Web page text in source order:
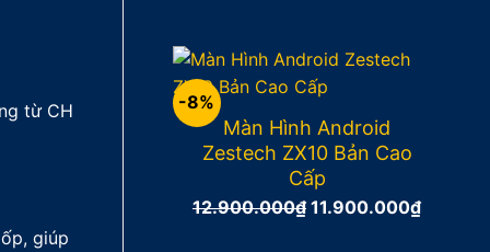
từ CH
giúp
9.900.000₫.
-8%
Màn Hình Android
Zestech ZX10 Bản Cao
Cấp
12.900.000₫ Giá
11.900.000₫Giá